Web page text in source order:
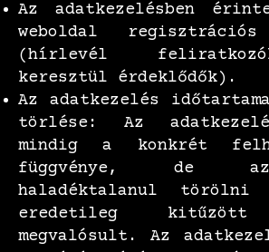
Az adatkezelésben
weboldal
(hírlevél
keresztül érdeklődők).
Az adatkezelés
törlése: Az
mindig a konkrét
függvénye, de
haladéktalanul
eredetileg
megvalósult. Az